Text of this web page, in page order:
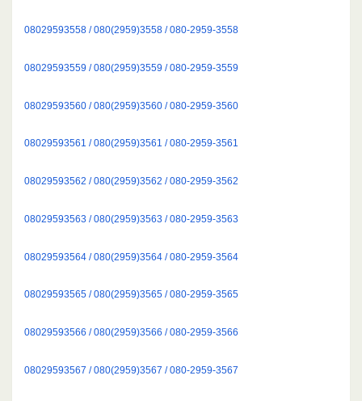
08029593558 / 080(2959)3558 / 080-2959-3558
08029593559 / 080(2959)3559 / 080-2959-3559
08029593560 / 080(2959)3560 / 080-2959-3560
08029593561 / 080(2959)3561 / 080-2959-3561
08029593562 / 080(2959)3562 / 080-2959-3562
08029593563 / 080(2959)3563 / 080-2959-3563
08029593564 / 080(2959)3564 / 080-2959-3564
08029593565 / 080(2959)3565 / 080-2959-3565
08029593566 / 080(2959)3566 / 080-2959-3566
08029593567 / 080(2959)3567 / 080-2959-3567